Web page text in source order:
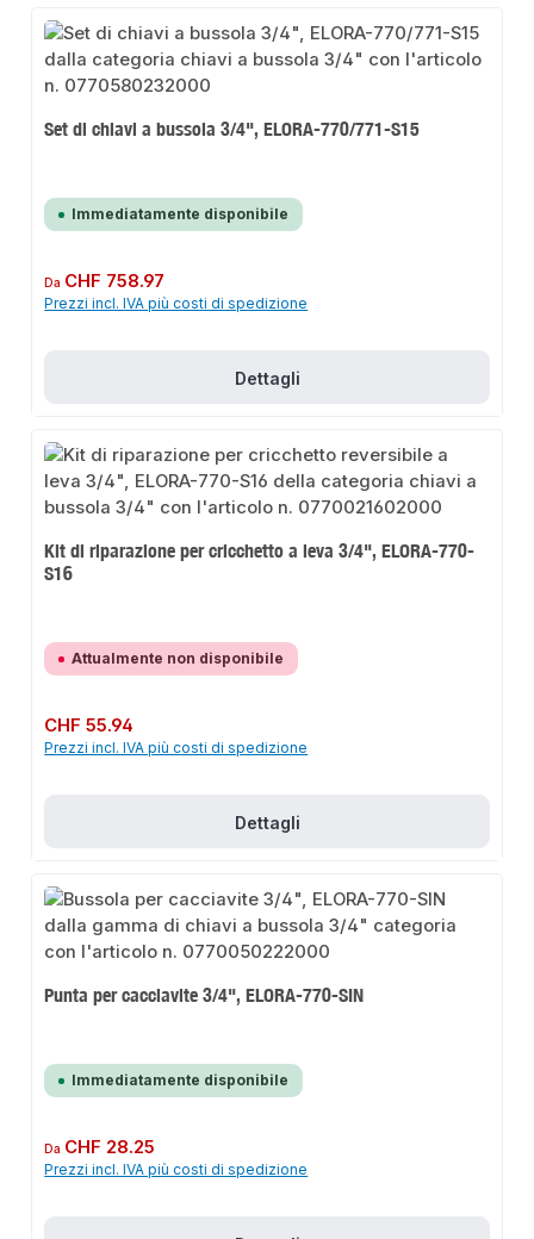
Set di chiavi a bussola 3/4", ELORA-770/771-S15
Immediatamente disponibile
Prezzo normale:
Da CHF 758.97
Prezzi incl. IVA più costi di spedizione
Dettagli
Kit di riparazione per cricchetto a leva 3/4", ELORA-770-
S16
Attualmente non disponibile
Prezzo normale:
CHF 55.94
Prezzi incl. IVA più costi di spedizione
Dettagli
Punta per cacciavite 3/4", ELORA-770-SIN
Immediatamente disponibile
Prezzo normale:
Da CHF 28.25
Prezzi incl. IVA più costi di spedizione